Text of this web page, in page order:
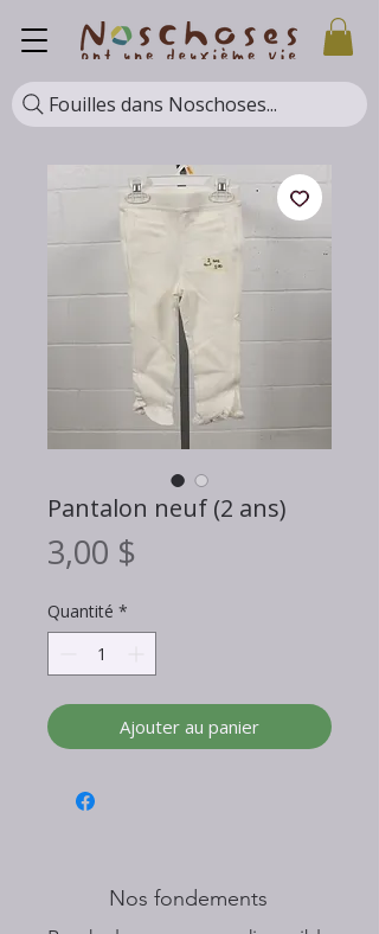
Fouilles dans Noschoses...
Pantalon neuf (2 ans)
3,00 $
Quantité *
Ajouter au panier
Nos fondements